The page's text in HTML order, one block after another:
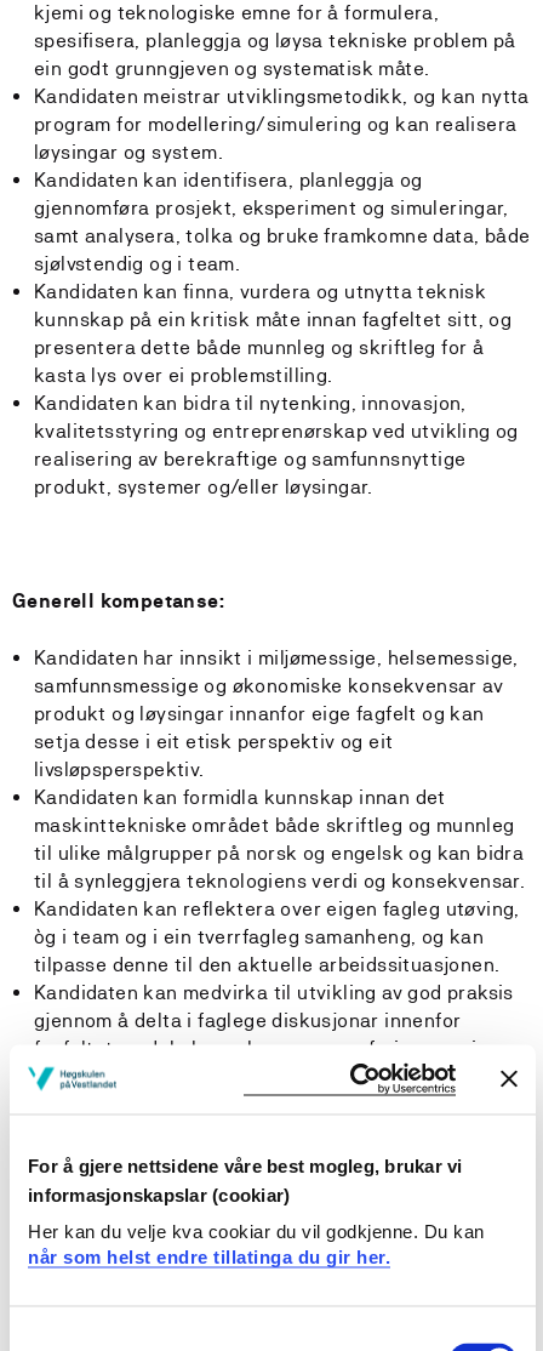
For å gjere nettsidene våre best mogleg, brukar vi
informasjonskapslar (cookiar)
Her kan du velje kva cookiar du vil godkjenne. Du kan
når som helst endre tillatinga du gir her.
kjemi og teknologiske emne for å formulera,
spesifisera, planleggja og løysa tekniske problem på
ein godt grunngjeven og systematisk måte.
Kandidaten meistrar utviklingsmetodikk, og kan nytta
program for modellering/simulering og kan realisera
løysingar og system.
Kandidaten kan identifisera, planleggja og
gjennomføra prosjekt, eksperiment og simuleringar,
samt analysera, tolka og bruke framkomne data, både
sjølvstendig og i team.
Kandidaten kan finna, vurdera og utnytta teknisk
kunnskap på ein kritisk måte innan fagfeltet sitt, og
presentera dette både munnleg og skriftleg for å
kasta lys over ei problemstilling.
Kandidaten kan bidra til nytenking, innovasjon,
kvalitetsstyring og entreprenørskap ved utvikling og
realisering av berekraftige og samfunnsnyttige
produkt, systemer og/eller løysingar.
Generell kompetanse:
Kandidaten har innsikt i miljømessige, helsemessige,
samfunnsmessige og økonomiske konsekvensar av
produkt og løysingar innanfor eige fagfelt og kan
setja desse i eit etisk perspektiv og eit
livsløpsperspektiv.
Kandidaten kan formidla kunnskap innan det
maskinttekniske området både skriftleg og munnleg
til ulike målgrupper på norsk og engelsk og kan bidra
til å synleggjera teknologiens verdi og konsekvensar.
Kandidaten kan reflektera over eigen fagleg utøving,
òg i team og i ein tverrfagleg samanheng, og kan
tilpasse denne til den aktuelle arbeidssituasjonen.
Kandidaten kan medvirka til utvikling av god praksis
gjennom å delta i faglege diskusjonar innenfor
fagfeltet og dela kunnskapane og erfaringane sine
med andre.
Innhald